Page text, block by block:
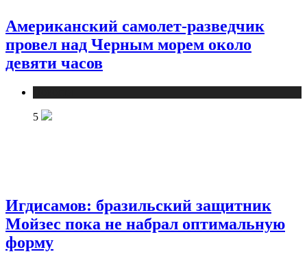
Американский самолет-разведчик
провел над Черным морем около
девяти часов
5
Игдисамов: бразильский защитник
Мойзес пока не набрал оптимальную
форму